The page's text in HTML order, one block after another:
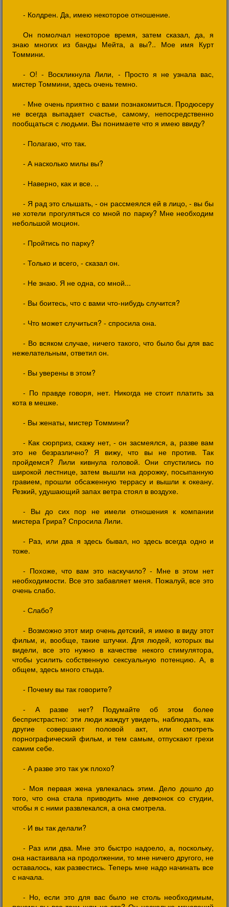
- Колдрен. Да, имею некоторое отношение.
Он помолчал некоторое время, затем сказал, да, я
знаю многих из банды Мейта, а вы?.. Мое имя Курт
Томмини.
- О! - Воскликнула Лили, - Просто я не узнала вас,
мистер Томмини, здесь очень темно.
- Мне очень приятно с вами познакомиться. Продюсеру
не всегда выпадает счастье, самому, непосредственно
пообщаться с людьми. Вы понимаете что я имею ввиду?
- Полагаю, что так.
- А насколько милы вы?
- Наверно, как и все. ..
- Я рад это слышать, - он рассмеялся ей в лицо, - вы бы
не хотели прогуляться со мной по парку? Мне необходим
небольшой моцион.
- Пройтись по парку?
- Только и всего, - сказал он.
- Не знаю. Я не одна, со мной...
- Вы боитесь, что с вами что-нибудь случится?
- Что может случиться? - спросила она.
- Во всяком случае, ничего такого, что было бы для вас
нежелательным, ответил он.
- Вы уверены в этом?
- По правде говоря, нет. Никогда не стоит платить за
кота в мешке.
- Вы женаты, мистер Томмини?
- Как сюрприз, скажу нет, - он засмеялся, а, разве вам
это не безразлично? Я вижу, что вы не против. Так
пройдемся? Лили кивнула головой. Они спустились по
широкой лестнице, затем вышли на дорожку, посыпанную
гравием, прошли обсаженную террасу и вышли к океану.
Резкий, удушающий запах ветра стоял в воздухе.
- Вы до сих пор не имели отношения к компании
мистера Грира? Спросила Лили.
- Раз, или два я здесь бывал, но здесь всегда одно и
тоже.
- Похоже, что вам это наскучило? - Мне в этом нет
необходимости. Все это забавляет меня. Пожалуй, все это
очень слабо.
- Слабо?
- Возможно этот мир очень детский, я имею в виду этот
фильм, и, вообще, такие штучки. Для людей, которых вы
видели, все это нужно в качестве некого стимулятора,
чтобы усилить собственную сексуальную потенцию. А, в
общем, здесь много стыда.
- Почему вы так говорите?
- А разве нет? Подумайте об этом более
беспристрастно: эти люди жаждут увидеть, наблюдать, как
другие совершают половой акт, или смотреть
порнографический фильм, и тем самым, отпускают грехи
самим себе.
- А разве это так уж плохо?
- Моя первая жена увлекалась этим. Дело дошло до
того, что она стала приводить мне девчонок со студии,
чтобы я с ними развлекался, а она смотрела.
- И вы так делали?
- Раз или два. Мне это быстро надоело, а, поскольку,
она настаивала на продолжении, то мне ничего другого, не
оставалось, как развестись. Теперь мне надо начинать все
с начала.
- Но, если это для вас было не столь необходимым,